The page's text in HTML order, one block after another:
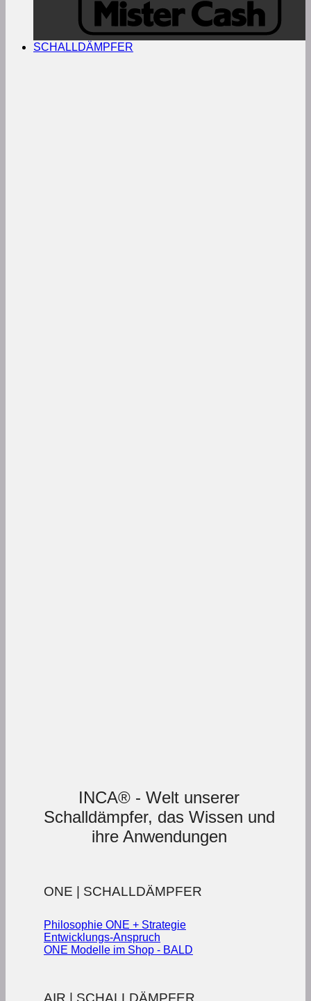
SCHALLDÄMPFER
INCA® - Welt unserer
Schalldämpfer, das Wissen und
ihre Anwendungen
ONE | SCHALLDÄMPFER
Philosophie ONE + Strategie
Entwicklungs-Anspruch
ONE Modelle im Shop - BALD
AIR | SCHALLDÄMPFER